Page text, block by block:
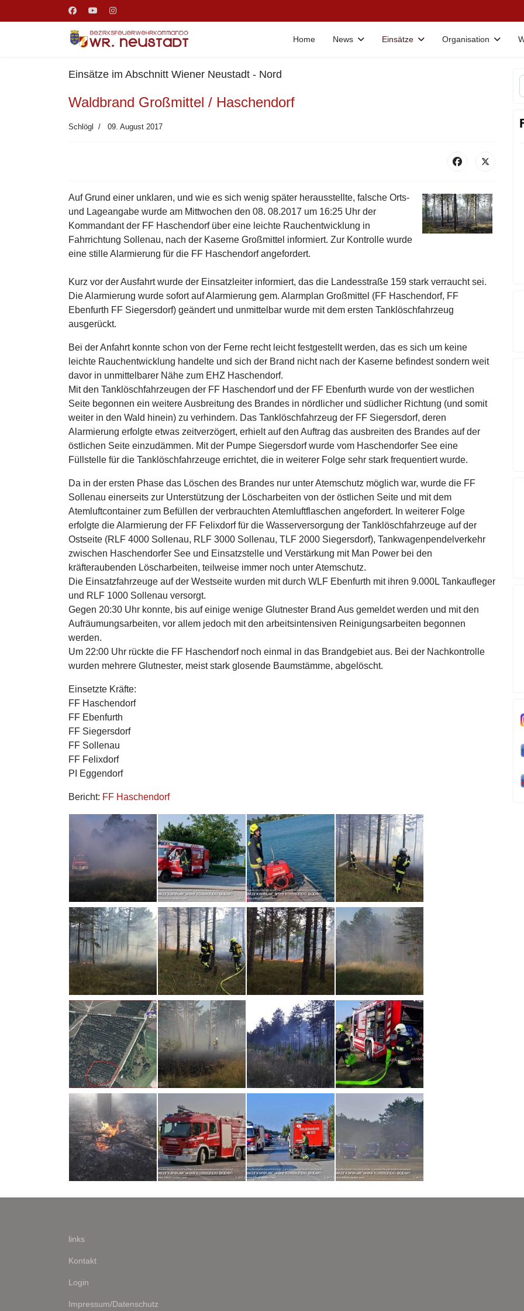
Home News Einsätze Organisation
Einsätze im Abschnitt Wiener Neustadt - Nord
Waldbrand Großmittel / Haschendorf
Schlögl 09. August 2017
Auf Grund einer unklaren, und wie es sich wenig später herausstellte, falsche Orts-
und Lageangabe wurde am Mittwochen den 08. 08.2017 um 16:25 Uhr der
Kommandant der FF Haschendorf über eine leichte Rauchentwicklung in
Fahrrichtung Sollenau, nach der Kaserne Großmittel informiert. Zur Kontrolle wurde
eine stille Alarmierung für die FF Haschendorf angefordert.
Kurz vor der Ausfahrt wurde der Einsatzleiter informiert, das die Landesstraße 159 stark verraucht sei.
Die Alarmierung wurde sofort auf Alarmierung gem. Alarmplan Großmittel (FF Haschendorf, FF
Ebenfurth FF Siegersdorf) geändert und unmittelbar wurde mit dem ersten Tanklöschfahrzeug
ausgerückt.
Bei der Anfahrt konnte schon von der Ferne recht leicht festgestellt werden, das es sich um keine
leichte Rauchentwicklung handelte und sich der Brand nicht nach der Kaserne befindest sondern weit
davor in unmittelbarer Nähe zum EHZ Haschendorf.
Mit den Tanklöschfahrzeugen der FF Haschendorf und der FF Ebenfurth wurde von der westlichen
Seite begonnen ein weitere Ausbreitung des Brandes in nördlicher und südlicher Richtung (und somit
weiter in den Wald hinein) zu verhindern. Das Tanklöschfahrzeug der FF Siegersdorf, deren
Alarmierung erfolgte etwas zeitverzögert, erhielt auf den Auftrag das ausbreiten des Brandes auf der
östlichen Seite einzudämmen. Mit der Pumpe Siegersdorf wurde vom Haschendorfer See eine
Füllstelle für die Tanklöschfahrzeuge errichtet, die in weiterer Folge sehr stark frequentiert wurde.
Da in der ersten Phase das Löschen des Brandes nur unter Atemschutz möglich war, wurde die FF
Sollenau einerseits zur Unterstützung der Löscharbeiten von der östlichen Seite und mit dem
Atemluftcontainer zum Befüllen der verbrauchten Atemluftflaschen angefordert. In weiterer Folge
erfolgte die Alarmierung der FF Felixdorf für die Wasserversorgung der Tanklöschfahrzeuge auf der
Ostseite (RLF 4000 Sollenau, RLF 3000 Sollenau, TLF 2000 Siegersdorf), Tankwagenpendelverkehr
zwischen Haschendorfer See und Einsatzstelle und Verstärkung mit Man Power bei den
kräfteraubenden Löscharbeiten, teilweise immer noch unter Atemschutz.
Die Einsatzfahrzeuge auf der Westseite wurden mit durch WLF Ebenfurth mit ihren 9.000L Tankaufleger
und RLF 1000 Sollenau versorgt.
Gegen 20:30 Uhr konnte, bis auf einige wenige Glutnester Brand Aus gemeldet werden und mit den
Aufräumungsarbeiten, vor allem jedoch mit den arbeitsintensiven Reinigungsarbeiten begonnen
werden.
Um 22:00 Uhr rückte die FF Haschendorf noch einmal in das Brandgebiet aus. Bei der Nachkontrolle
wurden mehrere Glutnester, meist stark glosende Baumstämme, abgelöscht.
Einsetzte Kräfte:
FF Haschendorf
FF Ebenfurth
FF Siegersdorf
FF Sollenau
FF Felixdorf
PI Eggendorf
Bericht: FF Haschendorf
links
Kontakt
Login
Impressum/Datenschutz